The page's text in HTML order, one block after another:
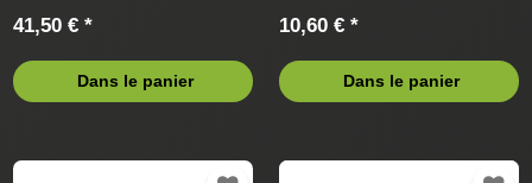
41,50 € *
Dans le panier
10,60 € *
Dans le panier